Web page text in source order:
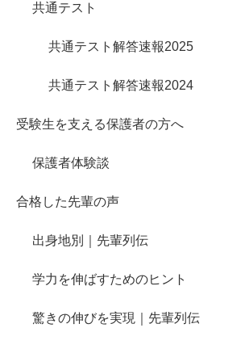
共通テスト
共通テスト解答速報2025
共通テスト解答速報2024
受験生を支える保護者の方へ
保護者体験談
合格した先輩の声
出身地別｜先輩列伝
学力を伸ばすためのヒント
驚きの伸びを実現｜先輩列伝